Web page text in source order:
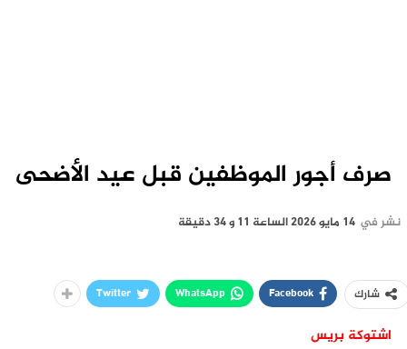
صرف أجور الموظفين قبل عيد الأضحى
نشر في 14 مايو 2026 الساعة 11 و 34 دقيقة
شارك Facebook
WhatsApp
Twitter
اشتوكة بريس